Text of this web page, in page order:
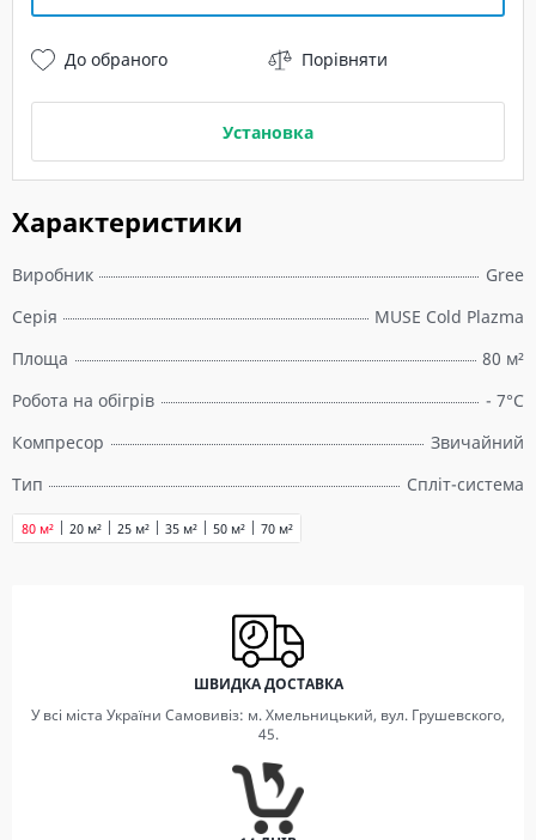
Характеристики
Виробник
Gree
Серія
MUSE Cold Plazma
Площа
80 м²
Робота на обігрів
- 7°C
Компресор
Звичайний
Тип
Спліт-система
20 м² 25 м² 35 м² 50 м² 70 м²
80 м²
До обраного Порівняти
Установка
ШВИДКА ДОСТАВКА
У всі міста України Самовивіз: м. Хмельницький, вул. Грушевского,
45.